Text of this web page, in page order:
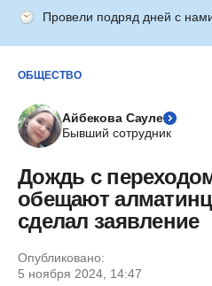
Провели подряд дней с
ОБЩЕСТВО
Айбекова Сауле
Бывший сотрудник
Дождь с
обещают
сделал заявление
Опубликовано:
5 ноября 2024, 14:47